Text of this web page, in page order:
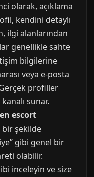
olarak, açıklama
kendini detaylı
ilgi alanlarından
genellikle sahte
bilgilerine
veya e-posta
profiller
sunar.
escort
bir şekilde
gibi genel bir
olabilir.
inceleyin ve size